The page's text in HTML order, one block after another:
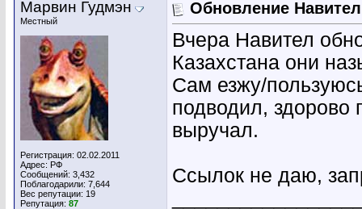
Марвин Гудмэн
Местный
Регистрация: 02.02.2011
Адрес: РФ
Сообщений: 3,432
Поблагодарили: 7,644
Вес репутации: 19
Репутация: 87
Обновление Навител
Вчера Навител
Казахстана они
Сам езжу/
подводил, здорово
выручал.
Ссылок не даю,